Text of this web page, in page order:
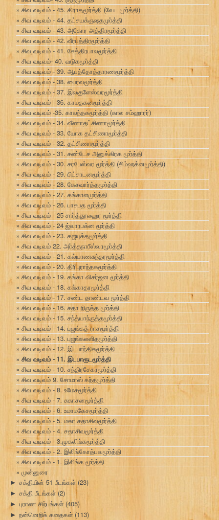
சிவ வடிவம் - 45. கிராதமூர்த்தி (வேட மூர்த்தி)
சிவ வடிவம் - 44. தட்சயக்ஞஷதமுர்த்தி
சிவ வடிவம் - 43. அகோர அத்திரமூர்த்தி
சிவ வடிவம் - 42. வீரபத்திரமூர்த்தி
சிவ வடிவம் - 41. சேத்திரபாலமூர்த்தி
சிவ வடிவம்- 40. வடுகமூர்த்தி
சிவ வடிவம் - 39. ஆபத்தோத்தாரணமூர்த்தி
சிவ வடிவம் - 38. பைரவமூர்த்தி
சிவ வடிவம் - 37. இலகுளேஸ்வரமூர்த்தி
சிவ வடிவம் - 36. காமதகனமூர்த்தி
சிவ வடிவம் -35. காலந்தகமூர்த்தி (கால சம்ஹாரர்)
சிவ வடிவம் - 34. வீணாதட்சிணாமூர்த்தி
சிவ வடிவம் - 33. யோக தட்சிணாமூர்த்தி
சிவ வடிவம் - 32. தட்சிணாமூர்த்தி
சிவ வடிவம் - 31. சண்டேச அனுக்கிரக மூர்த்தி
சிவ வடிவம் - 30. சரபேஸ்வர மூர்த்தி (சிம்ஹக்னமூர்த்தி)
சிவ வடிவம் - 29. பிட்சாடனமூர்த்தி
சிவ வடிவம் - 28. கேசவார்த்தமூர்த்தி
சிவ வடிவம் - 27. கங்காளமுர்த்தி
சிவ வடிவம் - 26. பாசுபத மூர்த்தி
சிவ வடிவம் - 25 சார்த்தூலஹர மூர்த்தி
சிவ வடிவம் - 24 ஜ்வாரபக்ன மூர்த்தி
சிவ வடிவம் - 23. கஜயுக்தமூர்த்தி
சிவ வடிவம் 22. அர்த்தநாரீஸ்வரமூர்த்தி
சிவ வடிவம் - 21. கல்யாணசுந்தரமூர்த்தி
சிவ வடிவம் - 20. திரிபுராந்தகமூர்த்தி
சிவ வடிவம் - 19. கங்கா விசர்ஜன மூர்த்தி
சிவ வடிவம் - 18. கங்காதரமூர்த்தி
சிவ வடிவம் - 17. சண்ட தாண்டவ மூர்த்தி
சிவ வடிவம் - 16. சதா நிருத்த மூர்த்தி
சிவ வடிவம் - 15. சந்த்யாந்ருத்தமூர்த்தி
சிவ வடிவம் - 14. புஜங்கத் ராசமூர்த்தி
சிவ வடிவம் - 13. புஜங்கலளிதமூர்த்தி
சிவ வடிவம் - 12. இடபாந்திகமூர்த்தி
சிவ வடிவம் - 11. இடபாரூடமூர்த்தி
சிவ வடிவம் - 10. சந்திரசேகரமூர்த்தி
சிவ வடிவம் 9. சோமாஸ் கந்தமூர்த்தி
சிவ வடிவம் - 8. உமேசமூர்த்தி
சிவ வடிவம் - 7. சுகாசனமூர்த்தி
சிவ வடிவம் - 6. உமாமகேசமூர்த்தி
சிவ வடிவம் - 5. மகா சதாசிவமூர்த்தி
சிவ வடிவம் - 4. சதாசிவமூர்த்தி
சிவ வடிவம் - 3.முகலிங்கமூர்த்தி
சிவ வடிவம் - 2. இலிங்கோத்பவமூர்த்தி
சிவ வடிவம் - 1. இலிங்க மூர்த்தி
முன்னுரை
► சக்தியின் 51 பீடங்கள்(23)
► சக்தி பீடங்கள் (2)
► புராண சிற்பங்கள் (405)
► நன்னெறிக் கதைகள் (113)